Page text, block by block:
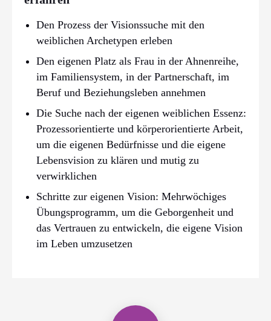
Den Prozess der Visionssuche mit den
weiblichen Archetypen erleben
Den eigenen Platz als Frau in der Ahnenreihe,
im Familiensystem, in der Partnerschaft, im
Beruf und Beziehungsleben annehmen
Die Suche nach der eigenen weiblichen Essenz:
Prozessorientierte und körperorientierte Arbeit,
um die eigenen Bedürfnisse und die eigene
Lebensvision zu klären und mutig zu
verwirklichen
Schritte zur eigenen Vision: Mehrwöchiges
Übungsprogramm, um die Geborgenheit und
das Vertrauen zu entwickeln, die eigene Vision
im Leben umzusetzen